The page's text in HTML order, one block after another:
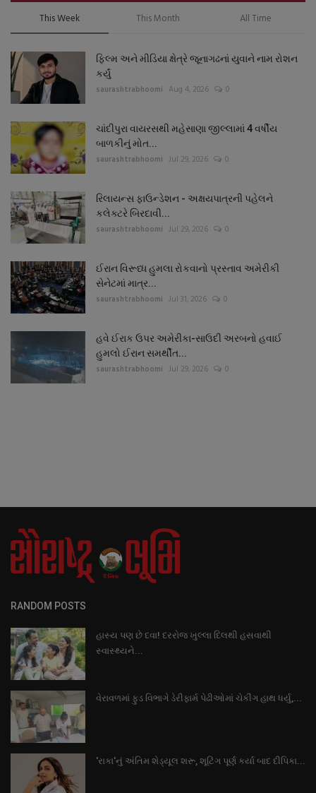
This Week This Month All Time
ફિલ્મ અને મીડિયા ક્ષેત્રે જૂનાગઢનાં યુવાને નામ રોશન
કર્યું
saurashtrabhoomi Aug 4, 2026 0
ચાંદીપુરા વાયરસથી મહેસાણા જીલ્લામાં 4 વર્ષીય
બાળકીનું મોત...
saurashtrabhoomi Jul 29, 2026 0
રિલાયન્સ ફાઉન્ડેશન - અક્ષયપાત્રની પહેલને
કલેક્ટરે બિરદાવી...
saurashtrabhoomi Jul 29, 2026 0
ઈરાન વિરૂધ્ધ હુમલા રોકવાનો પ્રસ્તાવ અમેરીકી
સેનેટમાં માત્ર...
saurashtrabhoomi Jul 31, 2026 0
હવે ઈરાક ઉપર અમેરીકા-સાઉદી અરબનો હવાઈ
હુમલો ઈરાન સમર્થીત...
saurashtrabhoomi Jul 29, 2026 0
RANDOM POSTS
હાસ્ય પણ છે દવા! દરરોજ ખુલ્લા દિલથી હસવાથી
સ્વાસ્થ્યને...
વેરાવળમાં ફુડ વિભાગે ડેરીફાર્મ પેઢીઓમાં ચેકીંગ હાથ ધર્યુ,...
'રાકા'નું અંતિમ શેડ્યૂલ શરૂ, શૂટિંગ પૂર્ણ કર્યા બાદ દીપિકા...